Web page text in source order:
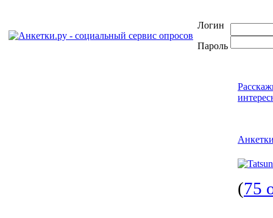
Логин
Пароль
(75